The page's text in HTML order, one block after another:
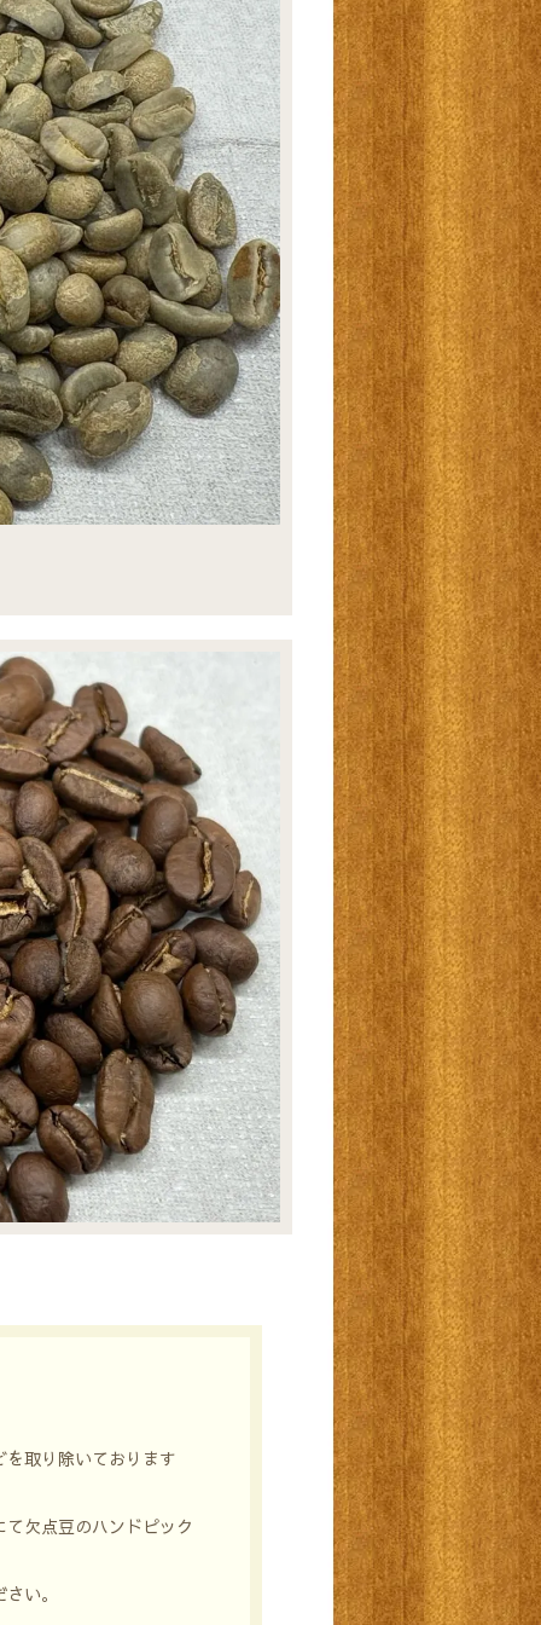
取り除いております
欠点豆のハンドピック
い。